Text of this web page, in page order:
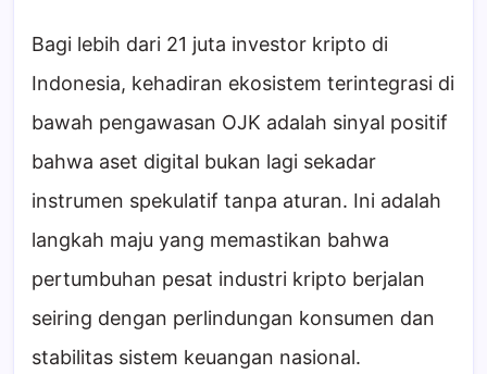
Bagi lebih dari 21 juta investor kripto di
Indonesia, kehadiran ekosistem terintegrasi di
bawah pengawasan OJK adalah sinyal positif
bahwa aset digital bukan lagi sekadar
instrumen spekulatif tanpa aturan. Ini adalah
langkah maju yang memastikan bahwa
pertumbuhan pesat industri kripto berjalan
seiring dengan perlindungan konsumen dan
stabilitas sistem keuangan nasional.